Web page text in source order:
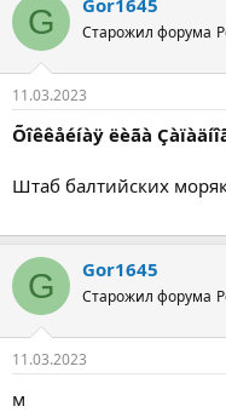
о
т
е
м
ы
н
а
л
G Gor1645
Старожил форума
11.03.2023
Õîêêåéíàÿ ëèãà
Штаб балтийских
G Gor1645
Старожил форума
11.03.2023
м